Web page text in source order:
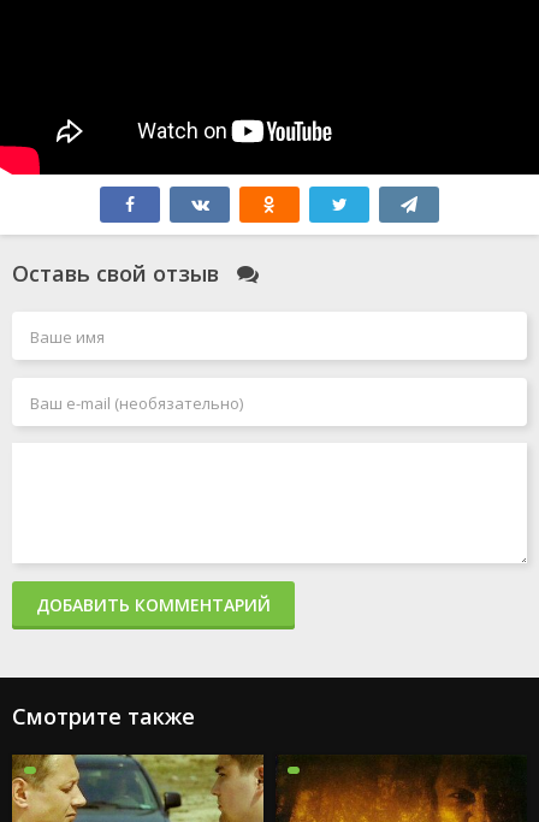
Оставь свой отзыв
ДОБАВИТЬ КОММЕНТАРИЙ
Смотрите также